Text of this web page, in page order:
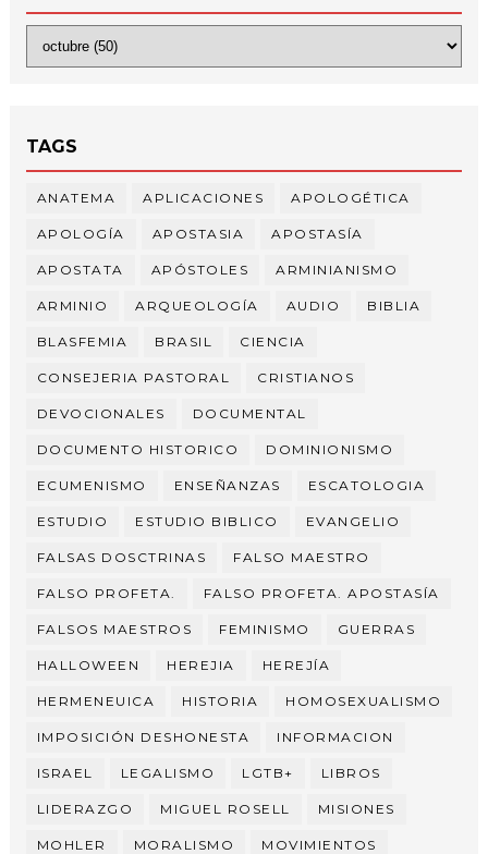
TAGS
ANATEMA APLICACIONES APOLOGÉTICA
APOLOGÍA APOSTASIA APOSTASÍA
APOSTATA APÓSTOLES ARMINIANISMO
ARMINIO ARQUEOLOGÍA AUDIO BIBLIA
BLASFEMIA BRASIL CIENCIA
CONSEJERIA PASTORAL CRISTIANOS
DEVOCIONALES DOCUMENTAL
DOCUMENTO HISTORICO DOMINIONISMO
ECUMENISMO ENSEÑANZAS ESCATOLOGIA
ESTUDIO ESTUDIO BIBLICO EVANGELIO
FALSAS DOSCTRINAS FALSO MAESTRO
FALSO PROFETA. FALSO PROFETA. APOSTASÍA
FALSOS MAESTROS FEMINISMO GUERRAS
HALLOWEEN HEREJIA HEREJÍA
HERMENEUICA HISTORIA HOMOSEXUALISMO
IMPOSICIÓN DESHONESTA INFORMACION
ISRAEL LEGALISMO LGTB+ LIBROS
LIDERAZGO MIGUEL ROSELL MISIONES
MOHLER MORALISMO MOVIMIENTOS